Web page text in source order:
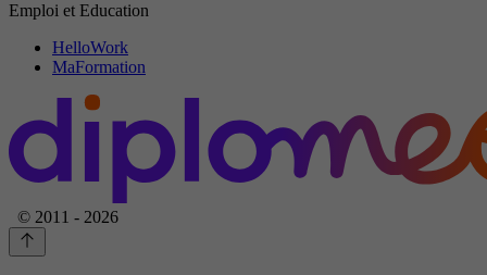
Emploi et Education
HelloWork
MaFormation
© 2011 - 2026